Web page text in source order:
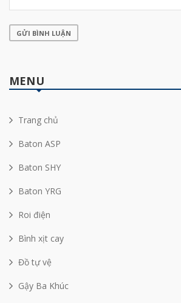
GỬI BÌNH LUẬN
MENU
Trang chủ
Baton ASP
Baton SHY
Baton YRG
Roi điện
Bình xịt cay
Đồ tự vệ
Gậy Ba Khúc